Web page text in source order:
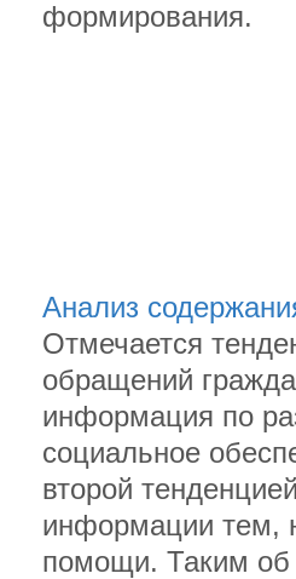
формирования.
Анализ
Отмечается
обращений
информация по
социальное
второй
информации тем,
помощи. Таким